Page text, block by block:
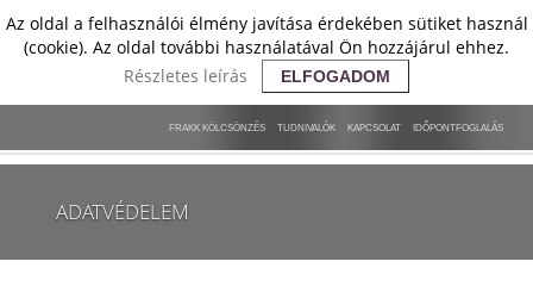
Az oldal a felhasználói élmény javítása érdekében sütiket használ
(cookie). Az oldal további használatával Ön hozzájárul ehhez.
Részletes leírás
ELFOGADOM
IDŐPONTFOGLALÁS
KAPCSOLAT
TUDNIVALÓK
FRAKK KÖLCSÖNZÉS
ADATVÉDELEM